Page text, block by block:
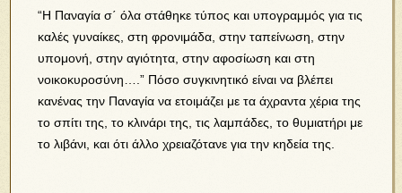
“Η Παναγία σ΄ όλα στάθηκε τύπος και υπογραμμός για τις
καλές γυναίκες, στη φρονιμάδα, στην ταπείνωση, στην
υπομονή, στην αγιότητα, στην αφοσίωση και στη
νοικοκυροσύνη….” Πόσο συγκινητικό είναι να βλέπει
κανένας την Παναγία να ετοιμάζει με τα άχραντα χέρια της
το σπίτι της, το κλινάρι της, τις λαμπάδες, το θυμιατήρι με
το λιβάνι, και ότι άλλο χρειαζότανε για την κηδεία της.